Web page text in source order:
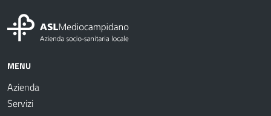
MENU
Azienda
Servizi